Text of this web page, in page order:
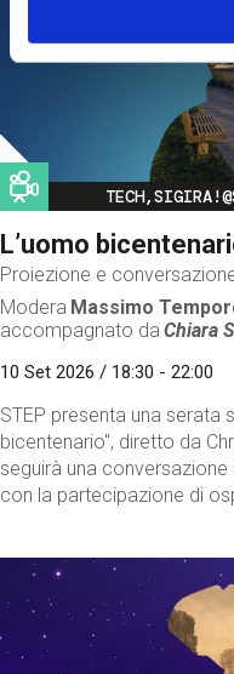
Image
L’uomo
Proiezione e
Modera Massimo
accompagnato da Chiara
10 Set 2026 / 18:30 - 22:00
STEP presenta una serata
bicentenario", diretto da
seguirà una
con la partecipazione di